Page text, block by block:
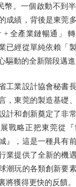
幣。一個啟動不到
成績，背後是東莞
+ 全產業鏈暢通」
已經從單純依賴「
驅動的全新階段邁進
業設計協會秘書長
，東莞的製造基礎
計和創新奠定了非
戰略正把東莞從『
』，這是一種具有
業提供了全新的機
潮玩的各類創新要
將獲得更快的反饋。